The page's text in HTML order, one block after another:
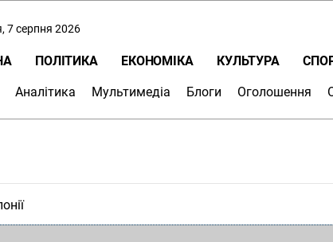
7 серпня 2026
ПОЛІТИКА ЕКОНОМІКА КУЛЬТУРА
Аналітика Мультимедіа Блоги Оголошення